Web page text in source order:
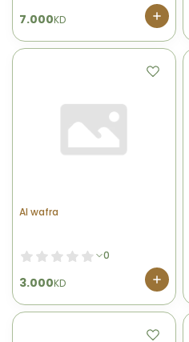
7.000KD
Al wafra
0
3.000KD